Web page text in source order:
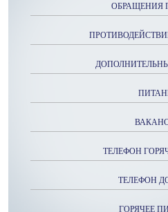
ОБРАЩЕНИЯ
ТЕЛЕФОН
ТЕЛЕФОН
ГОРЯЧЕЕ